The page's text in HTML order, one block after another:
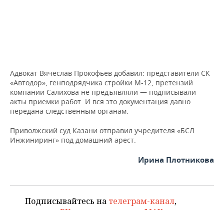
Адвокат Вячеслав Прокофьев добавил: представители СК
«Автодор», генподрядчика стройки М-12, претензий
компании Салихова не предъявляли — подписывали
акты приемки работ. И вся это документация давно
передана следственным органам.
Приволжский суд Казани отправил учредителя «БСЛ
Инжиниринг» под домашний арест.
Ирина Плотникова
Подписывайтесь на телеграм-канал,